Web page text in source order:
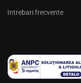
Intrebari frecvente